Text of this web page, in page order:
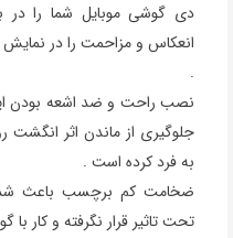
دی گوشی موبایل شما را
انعکاس و مزاحمت را در نمایش
.
نصب راحت و ضد اشعه بودن
جلوگیری از ماندن اثر
به فرد کرده است .
ضخامت کم برچسب باعث
تحت تاثیر قرار نگرفته و کار